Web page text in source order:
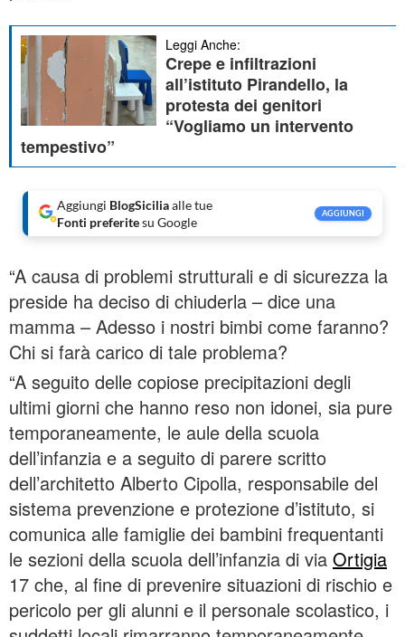
Leggi Anche:
Crepe e infiltrazioni
all’istituto Pirandello, la
protesta dei genitori
“Vogliamo un intervento
tempestivo”
Aggiungi BlogSiciliaalle tue
Fonti preferitesu Google
AGGIUNGI
“A causa di problemi strutturali e di sicurezza la
preside ha deciso di chiuderla – dice una
mamma – Adesso i nostri bimbi come faranno?
Chi si farà carico di tale problema?
“A seguito delle copiose precipitazioni degli
ultimi giorni che hanno reso non idonei, sia pure
temporaneamente, le aule della scuola
dell’infanzia e a seguito di parere scritto
dell’architetto Alberto Cipolla, responsabile del
sistema prevenzione e protezione d’istituto, si
comunica alle famiglie dei bambini frequentanti
le sezioni della scuola dell’infanzia di via Ortigia
17 che, al fine di prevenire situazioni di rischio e
pericolo per gli alunni e il personale scolastico, i